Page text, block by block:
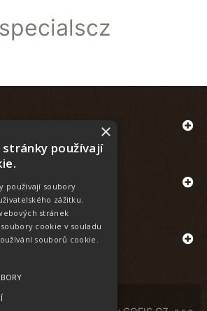
×
používají
používají soubory
zážitku.
stránek
cookie v souladu
souborů cookie.